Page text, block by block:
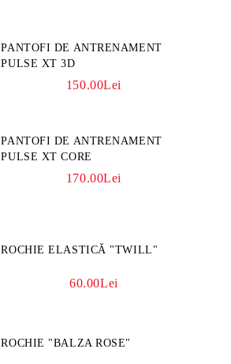
PANTOFI DE ANTRENAMENT
PULSE XT 3D
150.00Lei
PANTOFI DE ANTRENAMENT
PULSE XT CORE
170.00Lei
ROCHIE ELASTICĂ "TWILL"
60.00Lei
ROCHIE "BALZA ROSE"